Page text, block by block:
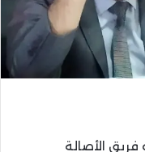
الأصالة